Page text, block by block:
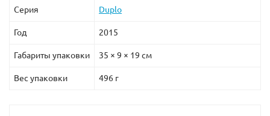
Серия Duplo
Год 2015
Габариты упаковки 35 × 9 × 19 см
Вес упаковки 496 г